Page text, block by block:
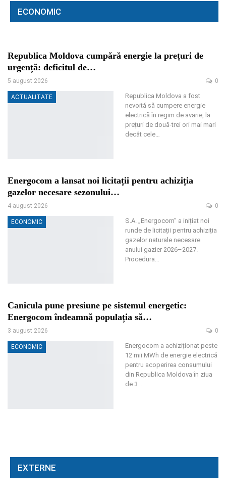
ECONOMIC
Republica Moldova cumpără energie la prețuri de
urgență: deficitul de…
5 august 2026 0
ACTUALITATE
Republica Moldova a fost
nevoită să cumpere energie
electrică în regim de avarie, la
prețuri de două-trei ori mai mari
decât cele
Energocom a lansat noi licitații pentru achiziția
gazelor necesare sezonului…
4 august 2026 0
ECONOMIC
S.A. „Energocom” a inițiat noi
runde de licitații pentru achiziția
gazelor naturale necesare
anului gazier 2026–2027.
Procedura
Canicula pune presiune pe sistemul energetic:
Energocom îndeamnă populația să…
3 august 2026 0
ECONOMIC
Energocom a achiziționat peste
12 mii MWh de energie electrică
pentru acoperirea consumului
din Republica Moldova în ziua
de 3…
EXTERNE